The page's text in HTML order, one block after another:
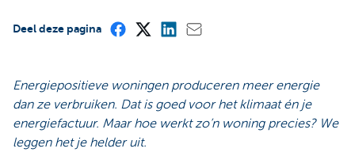
Deel deze pagina
Energiepositieve woningen produceren meer energie
dan ze verbruiken. Dat is goed voor het klimaat én je
energiefactuur. Maar hoe werkt zo’n woning precies? We
leggen het je helder uit.